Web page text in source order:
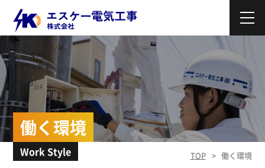
働く環境
Work Style TOP 働く環境